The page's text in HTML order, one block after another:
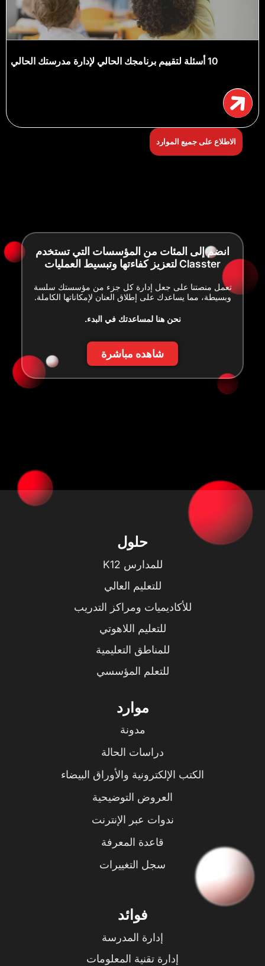
10 أسئلة لتقييم برنامجك الحالي لإدارة مدرستك الحالي
الاطلاع على جميع الموارد
انضم إلى المئات من المؤسسات التي تستخدم
Classter لتعزيز كفاءتها وتبسيط العمليات
تعمل منصتنا على جعل إدارة كل جزء من مؤسستك سلسة
وبسيطة، مما يساعدك على إطلاق العنان لإمكاناتها الكاملة.
نحن هنا لمساعدتك في البدء.
شاهده مباشرة
حلول
للمدارس K12
للتعليم العالي
للأكاديميات ومراكز التدريب
للتعليم اللاهوتي
للمناطق التعليمية
للتعلم المؤسسي
موارد
مدونة
دراسات الحالة
الكتب الإلكترونية والأوراق البيضاء
العروض التوضيحية
ندوات عبر الإنترنت
قاعدة المعرفة
سجل التغييرات
فوائد
إدارة المدرسة
إدارة تقنية المعلومات